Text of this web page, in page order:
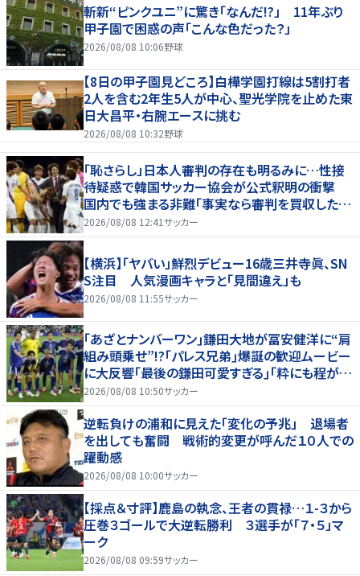
斬新“ピンクユニ”に驚き「なんだ!?」 11年ぶり
甲子園で困惑の声「こんな色だった？」
2026/08/08 10:06野球
【8日の甲子園見どころ】白樺学園打線は5割打者
2人を含む2年生5人が中心、聖光学院を止めた東
日大昌平・右腕エースに挑む
2026/08/08 10:32野球
「恥さらし」日本人審判の存在も明るみに…性接
待疑惑で韓国サッカー協会が公式釈明の衝撃
国内でも強まる非難「事実なら審判を買収したこ
とになる」
2026/08/08 12:41サッカー
【横浜】「ヤバい」鮮烈デビュー16歳三井寺眞、SN
S注目 人気漫画キャラと「見間違え」も
2026/08/08 11:55サッカー
｢あざとナンバーワン｣鎌田大地が冨安健洋に“肩
組み頭乗せ”!?｢パレス兄弟｣爆誕の歓迎ムービー
に大反響｢最後の鎌田可愛すぎる｣｢粋にも程があ
る！」
2026/08/08 10:50サッカー
逆転負けの浦和に見えた「変化の予兆」 退場者
を出しても奮闘 戦術的変更が呼んだ１０人での
躍動感
2026/08/08 10:00サッカー
【採点＆寸評】鹿島の執念、王者の貫禄…１-３から
圧巻３ゴールで大逆転勝利 ３選手が「７・５」マ
ーク
2026/08/08 09:59サッカー